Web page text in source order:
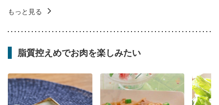
もっと見る
脂質控えめでお肉を楽しみたい